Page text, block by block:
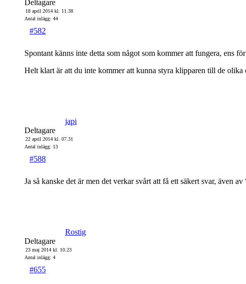
Deltagare
18 april 2014 kl. 11.38
Antal inlägg: 44
#582
Spontant känns inte detta som något som kommer att fungera, ens
Helt klart är att du inte kommer att kunna styra klipparen till de
japi
Deltagare
22 april 2014 kl. 07.31
Antal inlägg: 13
#588
Ja så kanske det är men det verkar svårt att få ett säkert svar, även
Rostig
Deltagare
23 maj 2014 kl. 10.23
Antal inlägg: 4
#655